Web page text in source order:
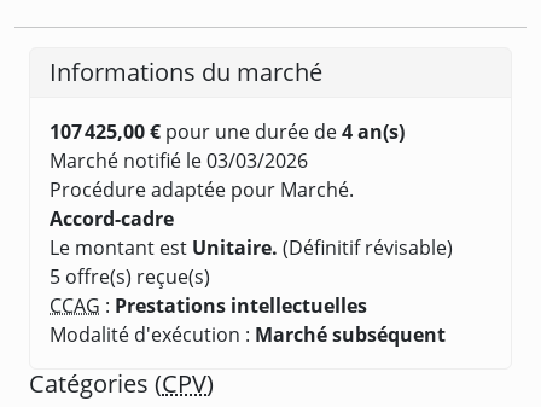
Informations du marché
107 425,00 € pour une durée de4 an(s)
Marché notifié le 03/03/2026
Procédure adaptée pour Marché.
Accord-cadre
Le montant est Unitaire. (Définitif révisable)
5 offre(s) reçue(s)
CCAG : Prestations intellectuelles
Modalité d'exécution : Marché subséquent
Catégories (CPV)